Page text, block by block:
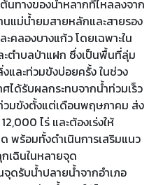
างของน้ำหลากที่ไหลลงจาก
แม่น้ำยมสายหลักและสายรอง
คลองบางแก้ว โดยเฉพาะใน
ตำบลป่าแฝก ซึ่งเป็นพื้นที่ลุ่ม
และท่วมขังบ่อยครั้ง ในช่วง
ด้รับผลกระทบจากน้ำท่วมเร็ว
วมขังตั้งแต่เดือนพฤษภาคม ส่ง
ไร่ และต้องเร่งให้
พร้อมทั้งดำเนินการเสริมแนว
เฉินในหลายจุด
รับน้ำปลายน้ำจากอำเภอ